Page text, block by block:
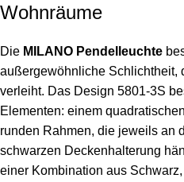
Wohnräume
Die MILANO Pendelleuchte
außergewöhnliche Schlichtheit,
verleiht. Das Design 5801-3S
Elementen: einem
runden Rahmen, die jeweils an
schwarzen Deckenhalterung
einer Kombination aus